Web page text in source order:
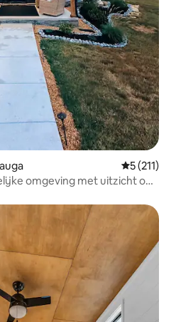
5 (211)
omgeving met uitzicht op